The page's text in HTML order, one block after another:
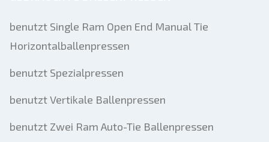
benutzt Single Ram Open End Manual Tie
Horizontalballenpressen
benutzt Spezialpressen
benutzt Vertikale Ballenpressen
benutzt Zwei Ram Auto-Tie Ballenpressen